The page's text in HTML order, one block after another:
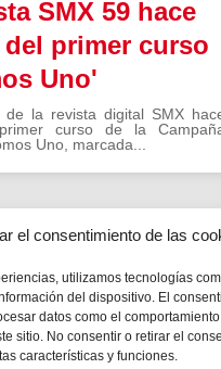
el consentimiento de las
utilizamos tecnologías
del dispositivo. El
datos como el
sitio. No consentir o retirar el
características y funciones.
SMX 59 hace
del primer curso
Uno'
de la revista digital SMX
curso de la
Uno, marcada...